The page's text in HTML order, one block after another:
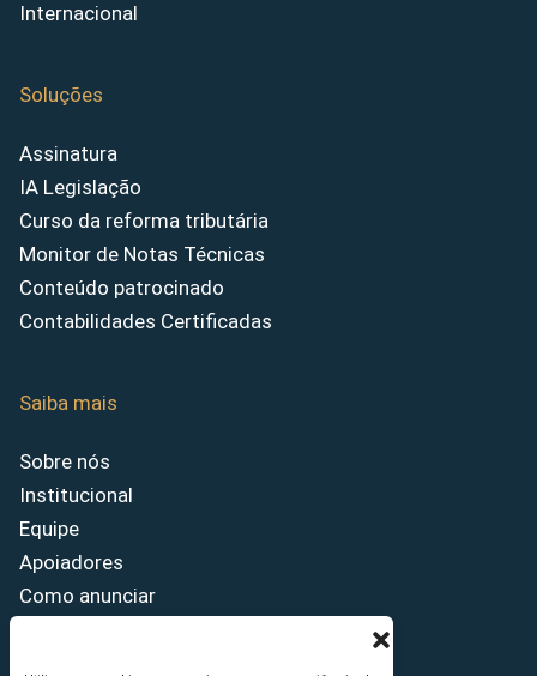
Internacional
Soluções
Assinatura
IA Legislação
Curso da reforma tributária
Monitor de Notas Técnicas
Conteúdo patrocinado
Contabilidades Certificadas
Saiba mais
Sobre nós
Institucional
Equipe
Apoiadores
Como anunciar